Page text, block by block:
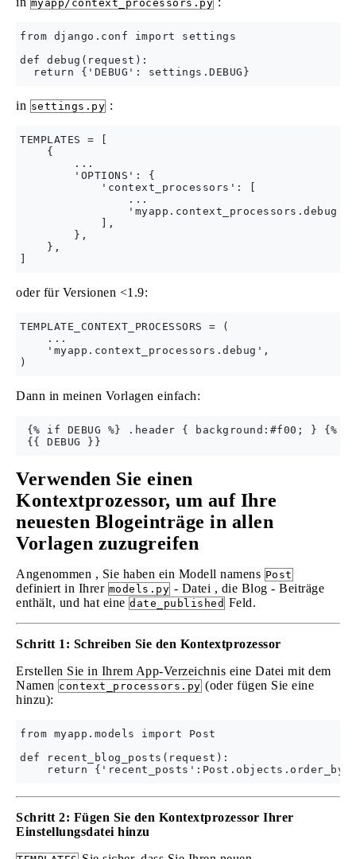
myapp/context_processors.py
from django.conf import settings
def debug(request):
in settings.py :
TEMPLATES = [
    {
        ...
        'OPTIONS': {
            'context_processors': [
                ...
                'myapp.context_processors.debug',
            ],
        },
    },
oder für Versionen <1.9:
TEMPLATE_CONTEXT_PROCESSORS = (
    ...
    'myapp.context_processors.debug',
Dann in meinen Vorlagen einfach:
{% if DEBUG %} .header { background:#f00; } {%
Verwenden Sie einen
Kontextprozessor, um auf Ihre
neuesten Blogeinträge in allen
Vorlagen zuzugreifen
Angenommen , Sie haben ein Modell namens Post
definiert in Ihrer models.py - Datei , die Blog - Beiträge
enthält, und hat eine date_published Feld.
Schritt 1: Schreiben Sie den Kontextprozessor
Erstellen Sie in Ihrem App-Verzeichnis eine Datei mit dem
Namen context_processors.py (oder fügen Sie eine
hinzu):
from myapp.models import Post
def recent_blog_posts(request):
Schritt 2: Fügen Sie den Kontextprozessor Ihrer
Einstellungsdatei hinzu